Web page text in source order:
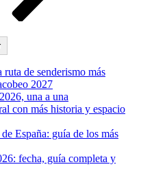
de senderismo más
2027
una a una
con más historia y espacio
España: guía de los más
fecha, guía completa y